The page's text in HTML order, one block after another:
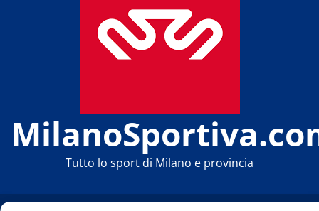
Tutto lo sport di Milano e provincia